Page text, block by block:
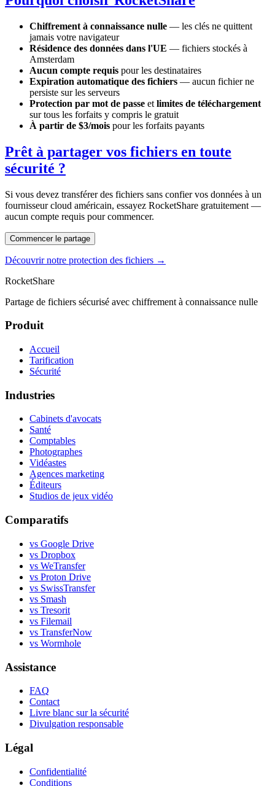
Chiffrement à connaissance nulle — les clés ne quittent
jamais votre navigateur
Résidence des données dans l'UE — fichiers stockés à
Amsterdam
Aucun compte requis pour les destinataires
Expiration automatique des fichiers — aucun fichier ne
persiste sur les serveurs
Protection par mot de passe et limites de téléchargement
sur tous les forfaits y compris le gratuit
À partir de $3/mois pour les forfaits payants
Prêt à partager vos fichiers en toute
sécurité ?
Si vous devez transférer des fichiers sans confier vos données à un
fournisseur cloud américain, essayez RocketShare gratuitement —
aucun compte requis pour commencer.
Commencer le partage
Découvrir notre protection des fichiers →
RocketShare
Partage de fichiers sécurisé avec chiffrement à connaissance nulle
Produit
Accueil
Tarification
Sécurité
Industries
Cabinets d'avocats
Santé
Comptables
Photographes
Vidéastes
Agences marketing
Éditeurs
Studios de jeux vidéo
Comparatifs
vs Google Drive
vs Dropbox
vs WeTransfer
vs Proton Drive
vs SwissTransfer
vs Smash
vs Tresorit
vs Filemail
vs TransferNow
vs Wormhole
Assistance
FAQ
Contact
Livre blanc sur la sécurité
Divulgation responsable
Légal
Confidentialité
Conditions